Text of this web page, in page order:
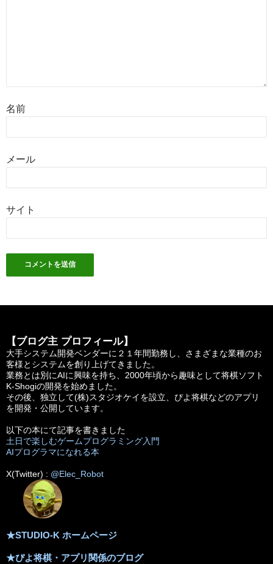
名前
メール
サイト
【ブログ主 プロフィール】
大手システム開発ベンダーに２１年間勤務し、さまざまな業種のお
客様とシステムを創り上げてきました。
業務とは別にAIに興味を持ち、2000年頃から趣味として将棋ソフト
K-Shogiの開発を始めました。
その後、独立して(株)スタジオケイを設立、ぴよ将棋などのアプリ
を開発・公開しています。
以下の本にて記事を書きました
土日で楽しむゲームプログラミング入門
AIプログラマになれる本
X(Twitter) : @Elec_Robot
★STUDIO-K ホームページ
★ぴよ将棋・アプリ関係のブログ